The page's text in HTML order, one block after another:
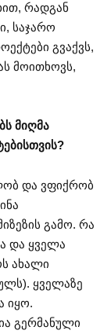
რადგან
საჯარო
გვაქვს,
მოითხოვს,
მიღმა
და ვფიქრობ
გამო. რა
და ყველა
ახალი
ყველაზე
იყო.
გერმანული